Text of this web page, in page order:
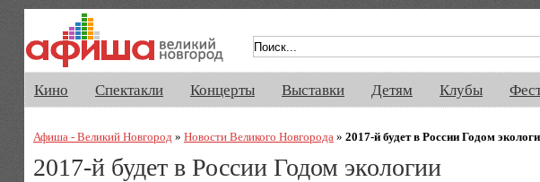
Кино Спектакли Концерты Выставки Детям Клубы
Афиша - Великий Новгород » Новости Великого Новгорода » 2017-й будет в России Годом
2017-й будет в России Годом экологии